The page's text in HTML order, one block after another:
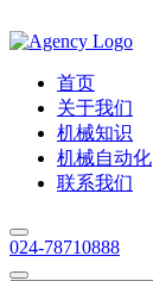
首页
关于我们
机械知识
机械自动化
联系我们
024-78710888